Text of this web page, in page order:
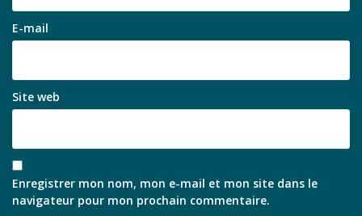
E-mail
Site web
Enregistrer mon nom, mon e-mail et mon site dans le
navigateur pour mon prochain commentaire.